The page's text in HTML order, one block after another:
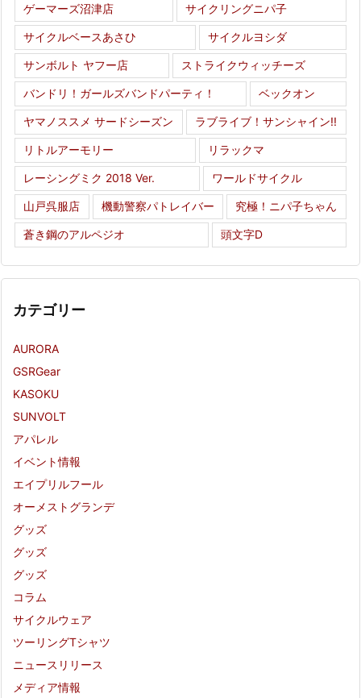
ゲーマーズ沼津店 サイクリングニパ子
サイクルベースあさひ サイクルヨシダ
サンボルト ヤフー店 ストライクウィッチーズ
バンドリ！ガールズバンドパーティ！ ベックオン
ヤマノススメ サードシーズン ラブライブ！サンシャイン!!
リトルアーモリー リラックマ
レーシングミク 2018 Ver. ワールドサイクル
山戸呉服店 機動警察パトレイバー 究極！ニパ子ちゃん
蒼き鋼のアルペジオ 頭文字D
カテゴリー
AURORA
GSRGear
KASOKU
SUNVOLT
アパレル
イベント情報
エイプリルフール
オーメストグランデ
グッズ
グッズ
グッズ
コラム
サイクルウェア
ツーリングTシャツ
ニュースリリース
メディア情報